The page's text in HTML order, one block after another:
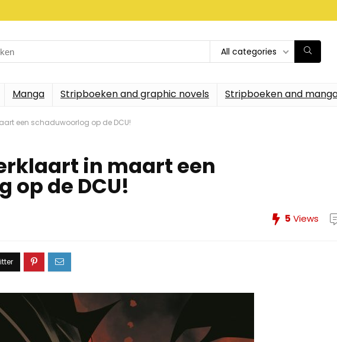
All categories
Manga Stripboeken and graphic novels Stripboeken and
een schaduwoorlog op de DCU!
in maart een
op de DCU!
5 Views